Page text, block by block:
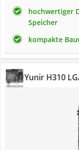
hochwertiger
Speicher
kompakte
Yunir H310